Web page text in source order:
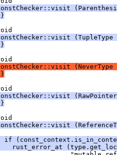
(TupleType
(NeverType
if
rust_error_at